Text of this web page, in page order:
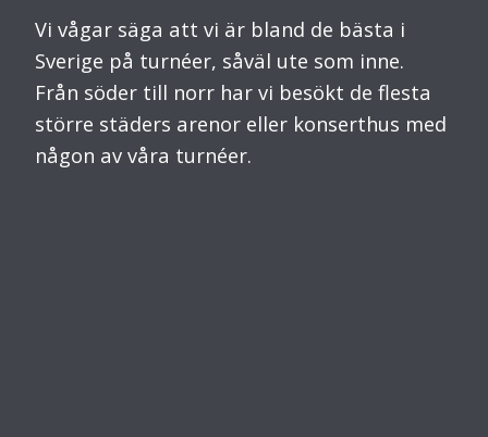
Vi vågar säga att vi är bland de bästa i
Sverige på turnéer, såväl ute som inne.
Från söder till norr har vi besökt de flesta
större städers arenor eller konserthus med
någon av våra turnéer.